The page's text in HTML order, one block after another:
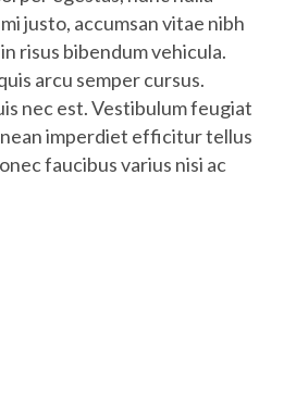
justo, accumsan vitae nibh
risus bibendum vehicula.
arcu semper cursus.
nec est. Vestibulum feugiat
imperdiet efficitur tellus
faucibus varius nisi ac